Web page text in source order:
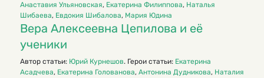
Анаставия Ульяновская, Екатерина Филиппова, Наталья
Шибаева, Евдокия Шибалова, Мария Юдина
Вера Алексеев­на Цепилова и её
ученики
Автор статьи: Юрий Курнешов. Герои статьи: Екатерина
Асадчева, Екатерина Голованова, Антонина Дудникова, Наталия